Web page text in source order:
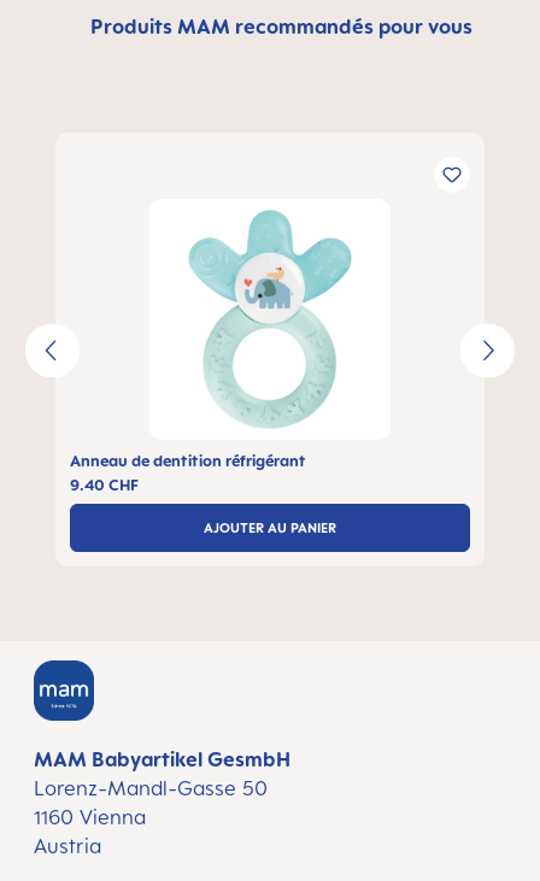
Produits MAM recommandés pour vous
Anneau de dentition réfrigérant
9.40 CHF
AJOUTER AU PANIER
MAM Babyartikel GesmbH
Lorenz-Mandl-Gasse 50
1160 Vienna
Austria